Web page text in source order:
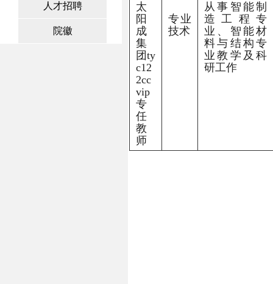
人才招聘
院徽
太
阳
成
集
团ty
c12
2cc
vip
专
任
教
师
专业
技术
从事智能制
造工程专
业、智能材
料与结构专
业教学及科
研工作